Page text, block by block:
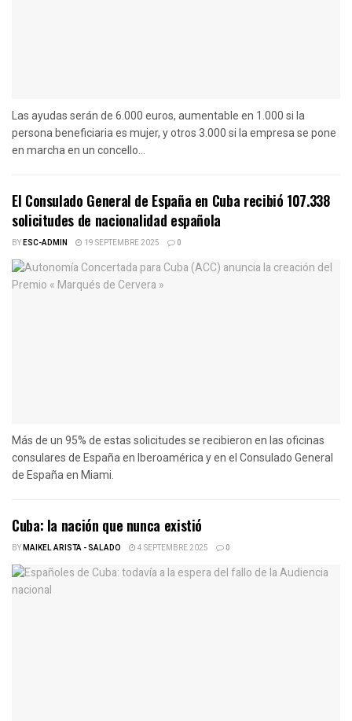
Las ayudas serán de 6.000 euros, aumentable en 1.000 si la
persona beneficiaria es mujer, y otros 3.000 si la empresa se pone
en marcha en un concello...
El Consulado General de España en Cuba recibió 107.338
solicitudes de nacionalidad española
BYESC-ADMIN 19 SEPTEMBRE 2025 0
Más de un 95% de estas solicitudes se recibieron en las oficinas
consulares de España en Iberoamérica y en el Consulado General
de España en Miami.
Cuba: la nación que nunca existió
BYMAIKEL ARISTA - SALADO 4 SEPTEMBRE 2025 0